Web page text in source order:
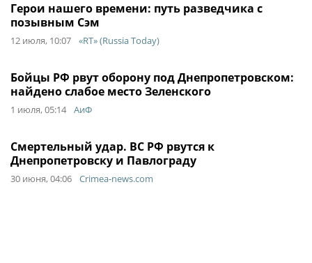
Герои нашего времени: путь разведчика с
позывным Сэм
12 июля, 10:07 «RT» (Russia Today)
Бойцы РФ рвут оборону под Днепропетровском:
найдено слабое место Зеленского
1 июля, 05:14 АиФ
Смертельный удар. ВС РФ рвутся к
Днепропетровску и Павлограду
30 июня, 04:06 Crimea-news.com